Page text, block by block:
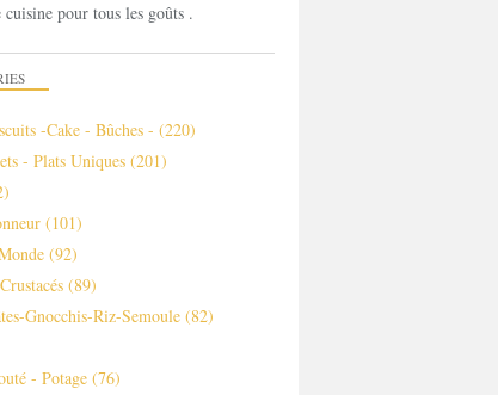
cuisine pour tous les goûts .
-cake - Bûches - (220)
- Plats Uniques (201)
(101)
(92)
(89)
Gnocchis-Riz-Semoule (82)
- Potage (76)